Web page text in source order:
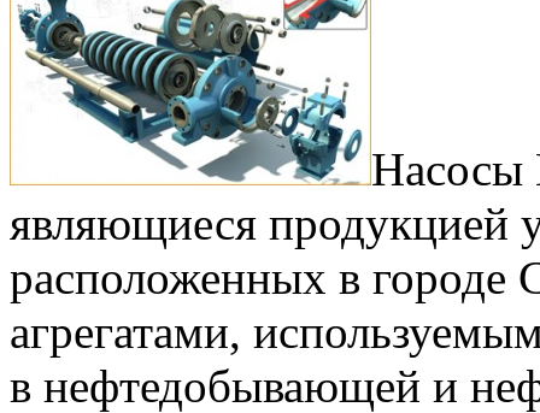
Насосы
являющиеся продукцией
расположенных в
агрегатами,
в нефтедобывающей и